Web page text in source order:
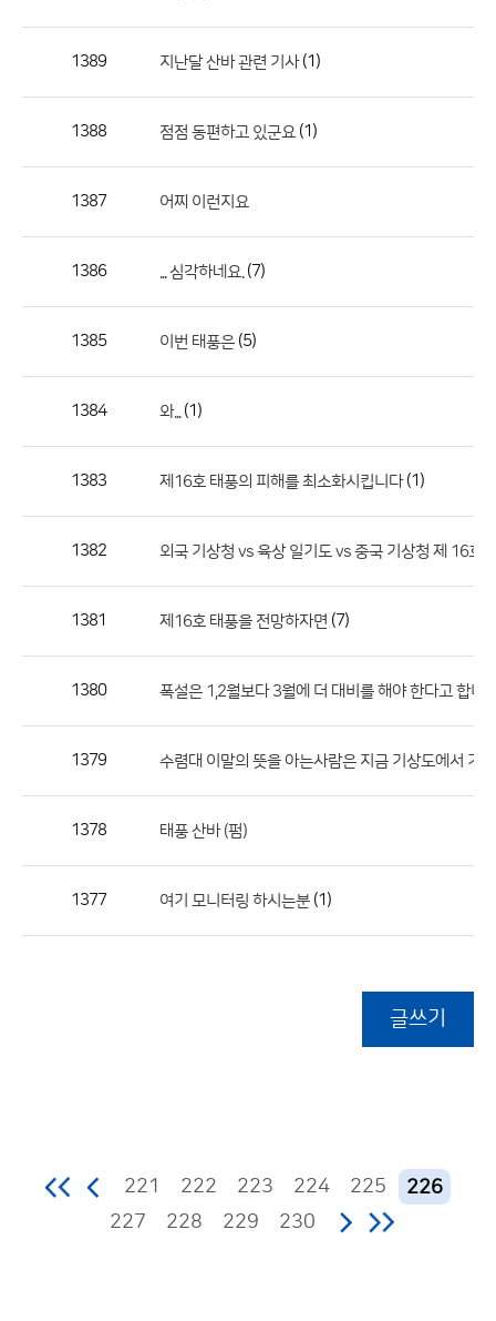
론
호,
록
공
1389 지난달 산바 관련 기사(1)
1388 점점 동편하고 있군요 (1)
1387 어찌 이런지요
1386 ... 심각하네요. (7)
1385 이번 태풍은 (5)
1384 와... (1)
1383 제16호 태풍의 피해를 최소화시킵니다(1)
1382 외국 기상청 vs 육상 일기도 vs 중국 기상청 제 16호
1381 제16호 태풍을 전망하자면 (7)
1380 폭설은 1,2월보다 3월에 더 대비를 해야 한다고 합니
1379 수렴대 이말의 뜻을 아는사람은 지금 기상도에서 기
1378 태풍 산바 (펌)
1377 여기 모니터링 하시는분 (1)
글쓰기
221 222 223 224 225
226
227
228 229 230